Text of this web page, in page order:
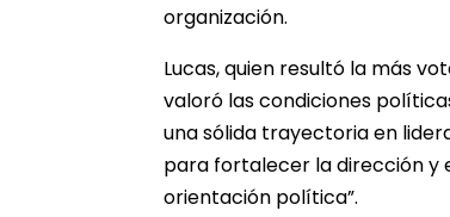
organización.
Lucas, quien resultó la más
valoró las condiciones
una sólida trayectoria en
para fortalecer la dirección y
orientación política”.